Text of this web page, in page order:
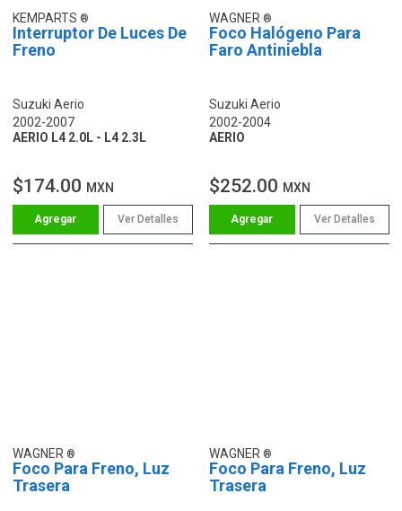
KEMPARTS
Interruptor De Luces De
Freno
Suzuki Aerio
2002-2007
AERIO L4 2.0L - L4 2.3L
$174.00 MXN
Ver Detalles
WAGNER
Foco Halógeno Para
Faro Antiniebla
Suzuki Aerio
2002-2004
AERIO
$252.00 MXN
Ver Detalles
WAGNER
Foco Para Freno, Luz
Trasera
WAGNER
Foco Para Freno, Luz
Trasera